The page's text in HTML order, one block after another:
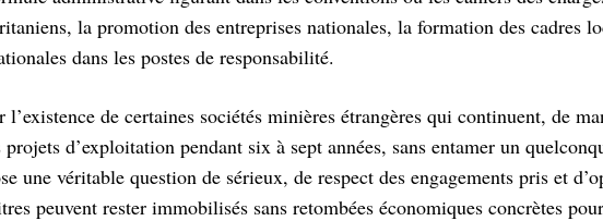
la promotion des entreprises nationales, la formation des cadres
dans les postes de responsabilité.
de certaines sociétés minières étrangères qui continuent, de
d’exploitation pendant six à sept années, sans entamer un
une véritable question de sérieux, de respect des engagements pris et
peuvent rester immobilisés sans retombées économiques concrètes